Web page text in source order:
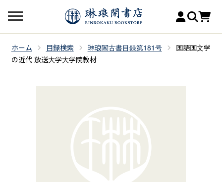
ホーム 目録検索 琳琅閣古書目録第181号
国語国文学
の近代 放送大学大学院教材